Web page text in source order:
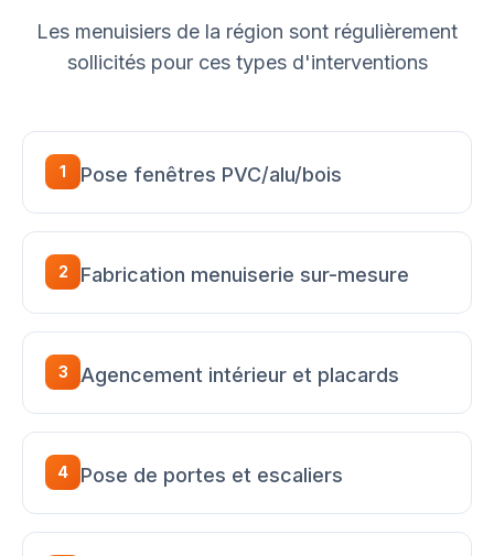
Les menuisiers de la région sont régulièrement
sollicités pour ces types d'interventions
1 Pose fenêtres PVC/alu/bois
2 Fabrication menuiserie sur-mesure
3 Agencement intérieur et placards
4 Pose de portes et escaliers